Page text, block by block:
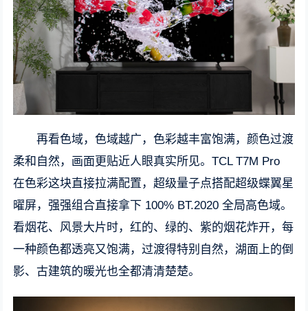
再看色域，色域越广，色彩越丰富饱满，颜色过渡
柔和自然，画面更贴近人眼真实所见。TCL T7M Pro
在色彩这块直接拉满配置，超级量子点搭配超级蝶翼星
曜屏，强强组合直接拿下 100% BT.2020 全局高色域。
看烟花、风景大片时，红的、绿的、紫的烟花炸开，每
一种颜色都透亮又饱满，过渡得特别自然，湖面上的倒
影、古建筑的暖光也全都清清楚楚。